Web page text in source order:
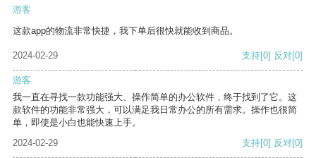
游客
这款app的物流非常快捷，我下单后很快就能收到商品。
2024-02-29 支持[0] 反对[0]
游客
我一直在寻找一款功能强大、操作简单的办公软件，终于找到了它。这
款软件的功能非常强大，可以满足我日常办公的所有需求。操作也很简
单，即使是小白也能快速上手。
2024-02-29
支持[0] 反对[0]